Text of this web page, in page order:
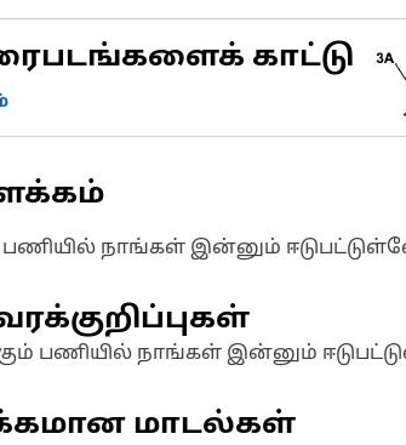
காட்டு
பணியில் நாங்கள் இன்னும்
பணியில் நாங்கள் இன்னும்
மாடல்கள்